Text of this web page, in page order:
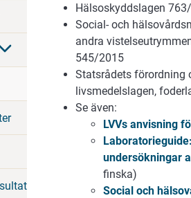
Hälsoskyddslagen
Social- och
andra
545/2015
Statsrådets förordning
livsmedelslagen,
Se även:
LVVs anvisning
undersökningar
finska)
Social och